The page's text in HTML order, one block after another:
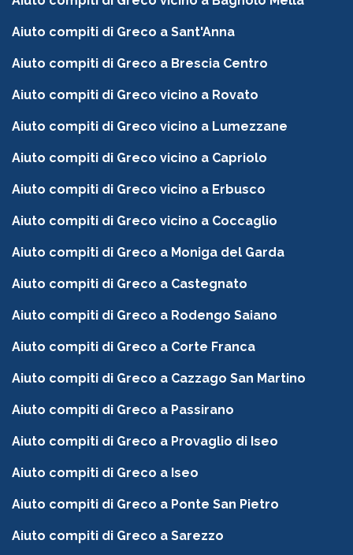
Aiuto compiti di Greco a Sant'Anna
Aiuto compiti di Greco a Brescia Centro
Aiuto compiti di Greco vicino a Rovato
Aiuto compiti di Greco vicino a Lumezzane
Aiuto compiti di Greco vicino a Capriolo
Aiuto compiti di Greco vicino a Erbusco
Aiuto compiti di Greco vicino a Coccaglio
Aiuto compiti di Greco a Moniga del Garda
Aiuto compiti di Greco a Castegnato
Aiuto compiti di Greco a Rodengo Saiano
Aiuto compiti di Greco a Corte Franca
Aiuto compiti di Greco a Cazzago San Martino
Aiuto compiti di Greco a Passirano
Aiuto compiti di Greco a Provaglio di Iseo
Aiuto compiti di Greco a Iseo
Aiuto compiti di Greco a Ponte San Pietro
Aiuto compiti di Greco a Sarezzo